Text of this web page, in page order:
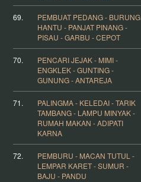
69.
PEMBUAT PEDANG - BURUNG
HANTU - PANJAT PINANG -
PISAU - GARBU - CEPOT
70.
PENCARI JEJAK - MIMI -
ENGKLEK - GUNTING -
GUNUNG - ANTAREJA
71.
PALINGMA - KELEDAI - TARIK
TAMBANG - LAMPU MINYAK -
RUMAH MAKAN - ADIPATI
KARNA
72.
PEMBURU - MACAN TUTUL -
LEMPAR KARET - SUMUR -
BAJU - PANDU